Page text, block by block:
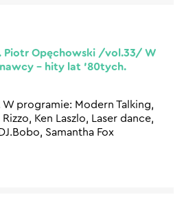
Piotr Opęchowski /vol.33/ W
– hity lat ’80tych.
W programie: Modern Talking,
Ken Laszlo, Laser dance,
Samantha Fox